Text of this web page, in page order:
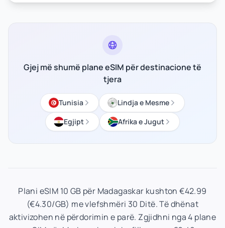
Gjej më shumë plane eSIM për destinacione të
tjera
Tunisia
Lindja e Mesme
Egjipt
Afrika e Jugut
Plani eSIM 10 GB për Madagaskar kushton €42.99
(€4.30/GB) me vlefshmëri 30 Ditë. Të dhënat
aktivizohen në përdorimin e parë. Zgjidhni nga 4 plane